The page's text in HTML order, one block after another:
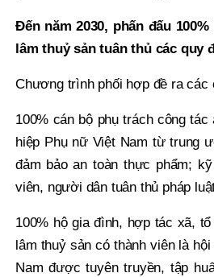
Đến năm 2030, phấn đấu
lâm thuỷ sản tuân thủ các quy
Chương trình phối hợp đề ra các
100% cán bộ phụ trách công
hiệp Phụ nữ Việt Nam từ trung
đảm bảo an toàn thực phẩm;
viên, người dân tuân thủ pháp
100% hộ gia đình, hợp tác xã,
lâm thuỷ sản có thành viên là
Nam được tuyên truyền, tập